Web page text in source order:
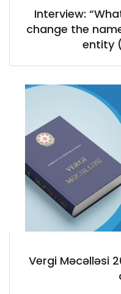
Interview:
change the
entity
Vergi Məcəlləsi